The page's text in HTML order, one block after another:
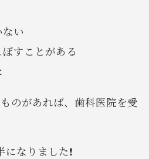
ない
すことがある
のがあれば、歯科医院を受
なりました❗️